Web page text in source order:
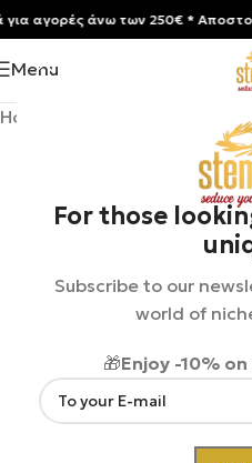
For those
Subscribe to our
world of
🎁Enjoy -10%
Menu
Home Unisex
αγορές άνω των 250€ *